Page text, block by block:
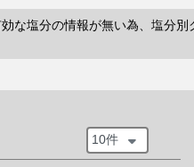
な塩分の情報が無い為、塩分別
10件